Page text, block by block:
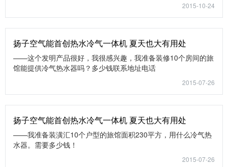
2015-10-24
扬子空气能首创热水冷气一体机 夏天也大有用处
——这个发明产品很好，我很感兴趣，我准备装修10个房间的旅
馆能提供冷气热水器吗？多少钱联系地址电话
2015-07-26
扬子空气能首创热水冷气一体机 夏天也大有用处
——我准备装潢汇10个户型的旅馆面积230平方，用什么冷气热
水器。需要多少钱！
2015-07-26